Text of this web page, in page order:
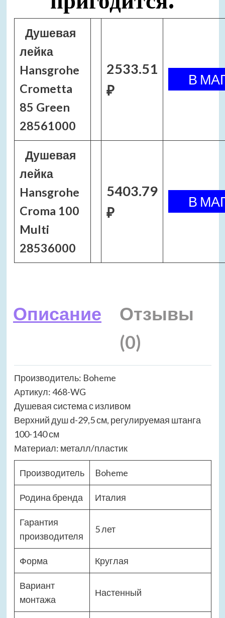
Душевая
лейка
Hansgrohe
Crometta
85 Green
28561000
2533.51
₽
Душевая
лейка
Hansgrohe
Croma 100
Multi
28536000
5403.79
₽
Описание
Отзывы
(0)
Производитель: Boheme
Артикул: 468-WG
Душевая система с изливом
Верхний душ d-29,5 см, регулируемая штанга
100-140 см
Материал: металл/пластик
Производитель Boheme
Родина бренда Италия
Гарантия
производителя
5 лет
Форма Круглая
Вариант
монтажа
Настенный